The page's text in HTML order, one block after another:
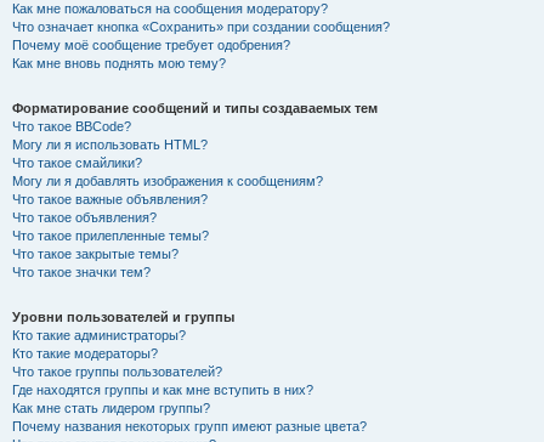
Как мне пожаловаться на сообщения модератору?
Что означает кнопка «Сохранить» при создании сообщения?
Почему моё сообщение требует одобрения?
Как мне вновь поднять мою тему?
Форматирование сообщений и типы создаваемых тем
Что такое BBCode?
Могу ли я использовать HTML?
Что такое смайлики?
Могу ли я добавлять изображения к сообщениям?
Что такое важные объявления?
Что такое объявления?
Что такое прилепленные темы?
Что такое закрытые темы?
Что такое значки тем?
Уровни пользователей и группы
Кто такие администраторы?
Кто такие модераторы?
Что такое группы пользователей?
Где находятся группы и как мне вступить в них?
Как мне стать лидером группы?
Почему названия некоторых групп имеют разные цвета?